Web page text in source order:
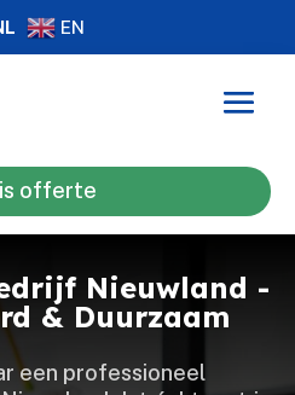
EN
offerte
Nieuwland -
& Duurzaam
een professioneel